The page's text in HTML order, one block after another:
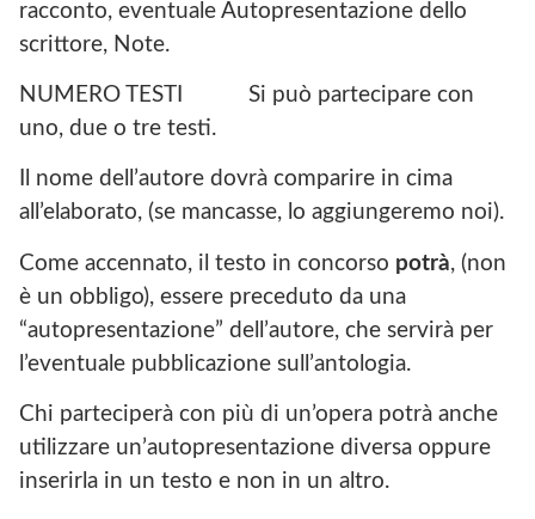
racconto, eventuale Autopresentazione dello
scrittore, Note.
NUMERO TESTI Si può partecipare con
uno, due o tre testi.
Il nome dell’autore dovrà comparire in cima
all’elaborato, (se mancasse, lo aggiungeremo noi).
Come accennato, il testo in concorso potrà, (non
è un obbligo), essere preceduto da una
“autopresentazione” dell’autore, che servirà per
l’eventuale pubblicazione sull’antologia.
Chi parteciperà con più di un’opera potrà anche
utilizzare un’autopresentazione diversa oppure
inserirla in un testo e non in un altro.